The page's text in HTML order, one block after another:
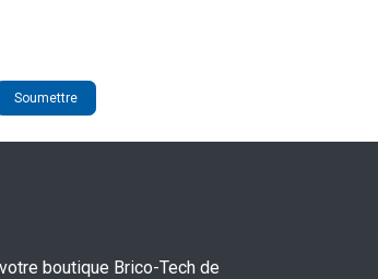
Soumettre
boutique Brico-Tech de